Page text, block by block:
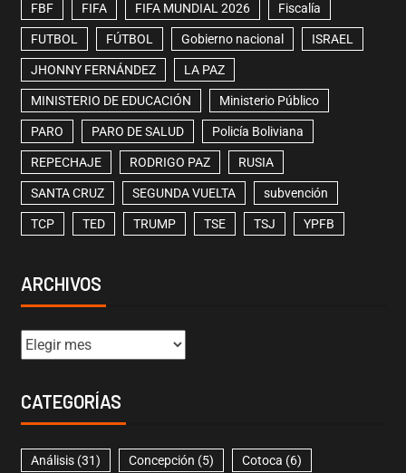
FBF FIFA FIFA MUNDIAL 2026 Fiscalía
FUTBOL FÚTBOL Gobierno nacional ISRAEL
JHONNY FERNÁNDEZ LA PAZ
MINISTERIO DE EDUCACIÓN Ministerio Público
PARO PARO DE SALUD Policía Boliviana
REPECHAJE RODRIGO PAZ RUSIA
SANTA CRUZ SEGUNDA VUELTA subvención
TCP TED TRUMP TSE TSJ YPFB
ARCHIVOS
CATEGORÍAS
Análisis(31) Concepción (5) Cotoca (6)